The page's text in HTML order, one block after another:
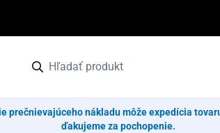
prečnievajúceho nákladu môže expedícia
ďakujeme za pochopenie.